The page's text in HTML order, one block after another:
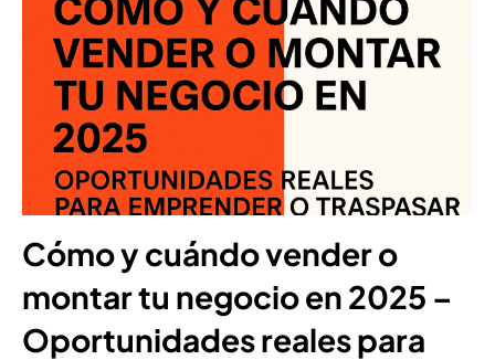
Cómo y cuándo vender o
montar tu negocio en 2025 –
Oportunidades reales para